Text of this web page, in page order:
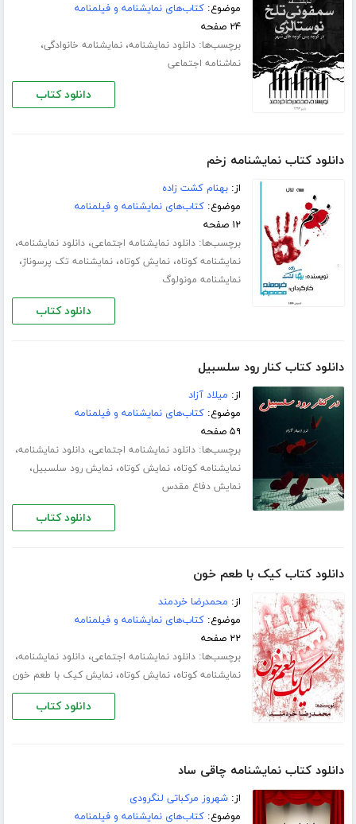
موضوع:کتاب‌های نمایشنامه و فیلمنامه
۲۴ صفحه
برچسب‌ها:دانلود نمایشنامه،نمایشنامه خانوادگی،
نماشنامه اجتماعی
دانلود کتاب
دانلود کتاب نمایشنامه زخم
از:بهنام کشت زاده
موضوع:کتاب‌های نمایشنامه و فیلمنامه
۱۲ صفحه
برچسب‌ها:دانلود نمایشنامه اجتماعی،دانلود نمایشنامه،
نمایشنامه کوتاه،نمایش کوتاه،نمایشنامه تک پرسوناژ،
نمایشنامه مونولوگ
دانلود کتاب
دانلود کتاب کنار رود سلسبیل
از: میلاد آزاد
موضوع:کتاب‌های نمایشنامه و فیلمنامه
۵۹ صفحه
برچسب‌ها:دانلود نمایشنامه اجتماعی،دانلود نمایشنامه،
نمایشنامه کوتاه،نمایش کوتاه،نمایش رود سلسبیل،
نمایش دفاع مقدس
دانلود کتاب
دانلود کتاب کیک با طعم خون
از: محمدرضا خردمند
موضوع:کتاب‌های نمایشنامه و فیلمنامه
۲۲ صفحه
برچسب‌ها:دانلود نمایشنامه اجتماعی،دانلود نمایشنامه،
نمایشنامه کوتاه،نمایش کوتاه،نمایش کیک با طعم خون
دانلود کتاب
دانلود کتاب نمایشنامه چاقی ساد
از:شهروز مرکباتی لنگرودی
موضوع:کتاب‌های نمایشنامه و فیلمنامه